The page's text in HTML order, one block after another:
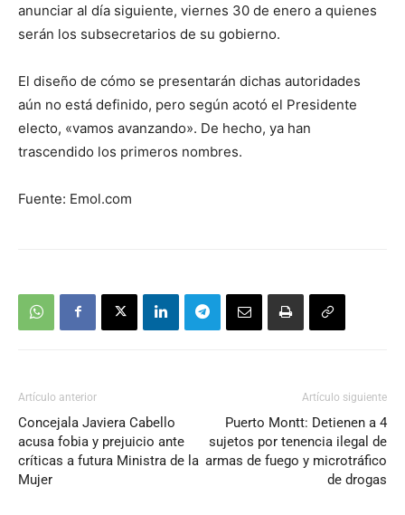
anunciar al día siguiente, viernes 30 de enero a quienes
serán los subsecretarios de su gobierno.
El diseño de cómo se presentarán dichas autoridades
aún no está definido, pero según acotó el Presidente
electo, «vamos avanzando». De hecho, ya han
trascendido los primeros nombres.
Fuente: Emol.com
Artículo anterior
Concejala Javiera Cabello
acusa fobia y prejuicio ante
críticas a futura Ministra de la
Mujer
Artículo siguiente
Puerto Montt: Detienen a 4
sujetos por tenencia ilegal de
armas de fuego y microtráfico
de drogas